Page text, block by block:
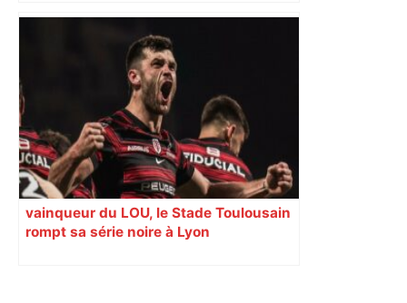
vainqueur du LOU, le Stade Toulousain
rompt sa série noire à Lyon